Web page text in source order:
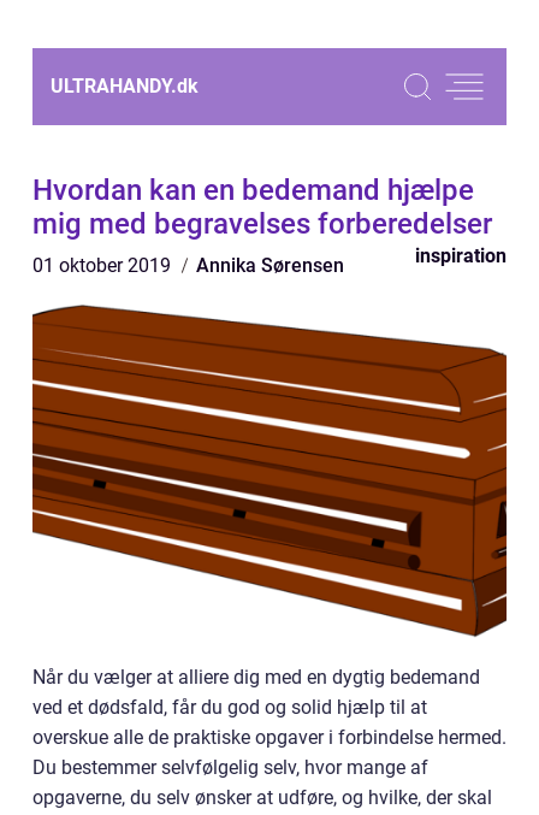
ULTRAHANDY.dk
Hvordan kan en bedemand hjælpe
mig med begravelses forberedelser
01 oktober 2019 Annika Sørensen inspiration
Når du vælger at alliere dig med en dygtig bedemand
ved et dødsfald, får du god og solid hjælp til at
overskue alle de praktiske opgaver i forbindelse hermed.
Du bestemmer selvfølgelig selv, hvor mange af
opgaverne, du selv ønsker at udføre, og hvilke, der skal